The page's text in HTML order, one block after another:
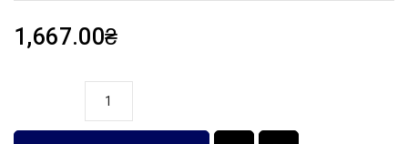
1,667.00₴